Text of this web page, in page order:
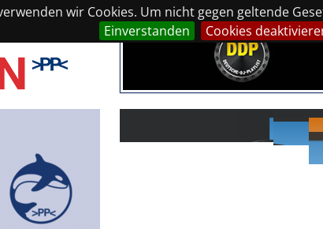
wir Cookies. Um nicht gegen geltende
Einverstanden
Cookies